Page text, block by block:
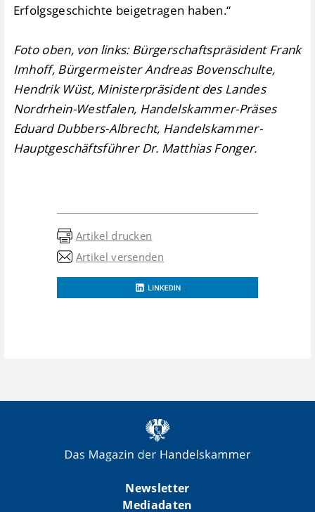
Erfolgsgeschichte beigetragen haben.“
Foto oben, von links: Bürgerschaftspräsident Frank
Imhoff, Bürgermeister Andreas Bovenschulte,
Hendrik Wüst, Ministerpräsident des Landes
Nordrhein-Westfalen, Handelskammer-Präses
Eduard Dubbers-Albrecht, Handelskammer-
Hauptgeschäftsführer Dr. Matthias Fonger.
Artikel drucken
Artikel versenden
Newsletter
Mediadaten